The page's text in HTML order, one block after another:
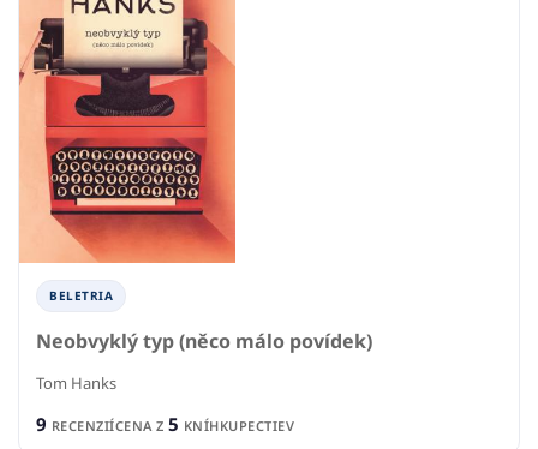
BELETRIA
Neobvyklý typ (něco málo povídek)
Tom Hanks
9 RECENZIÍCENA Z 5 KNÍHKUPECTIEV